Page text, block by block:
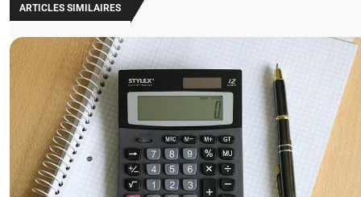
ARTICLES SIMILAIRES